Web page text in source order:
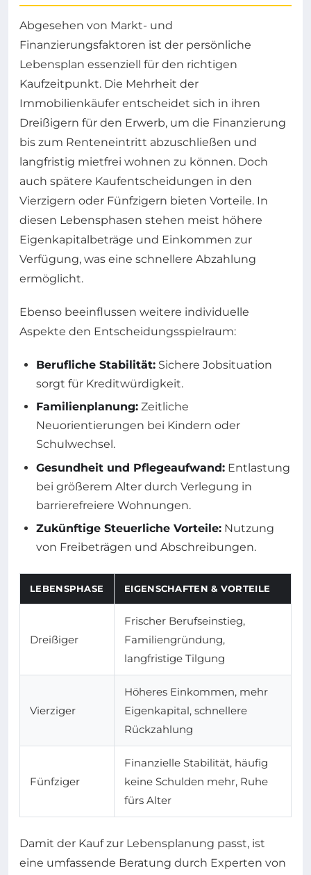
Abgesehen von Markt- und
Finanzierungsfaktoren ist der persönliche
Lebensplan essenziell für den richtigen
Kaufzeitpunkt. Die Mehrheit der
Immobilienkäufer entscheidet sich in ihren
Dreißigern für den Erwerb, um die Finanzierung
bis zum Renteneintritt abzuschließen und
langfristig mietfrei wohnen zu können. Doch
auch spätere Kaufentscheidungen in den
Vierzigern oder Fünfzigern bieten Vorteile. In
diesen Lebensphasen stehen meist höhere
Eigenkapitalbeträge und Einkommen zur
Verfügung, was eine schnellere Abzahlung
ermöglicht.
Ebenso beeinflussen weitere individuelle
Aspekte den Entscheidungsspielraum:
Berufliche Stabilität: Sichere Jobsituation
sorgt für Kreditwürdigkeit.
Familienplanung: Zeitliche
Neuorientierungen bei Kindern oder
Schulwechsel.
Gesundheit und Pflegeaufwand: Entlastung
bei größerem Alter durch Verlegung in
barrierefreiere Wohnungen.
Zukünftige Steuerliche Vorteile: Nutzung
von Freibeträgen und Abschreibungen.
LEBENSPHASE EIGENSCHAFTEN & VORTEILE
Dreißiger
Frischer Berufseinstieg,
Familiengründung,
langfristige Tilgung
Vierziger
Höheres Einkommen, mehr
Eigenkapital, schnellere
Rückzahlung
Fünfziger
Finanzielle Stabilität, häufig
keine Schulden mehr, Ruhe
fürs Alter
Damit der Kauf zur Lebensplanung passt, ist
eine umfassende Beratung durch Experten von